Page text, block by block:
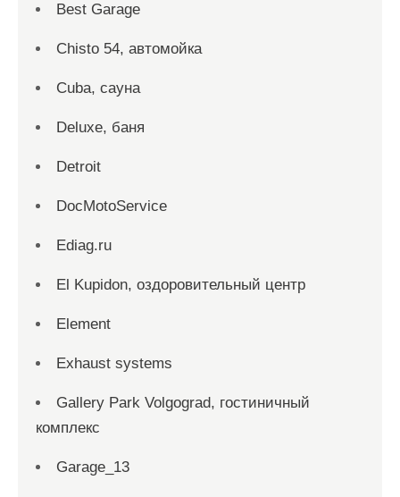
Best Garage
Chisto 54, автомойка
Cuba, сауна
Deluxe, баня
Detroit
DocMotoService
Ediag.ru
El Kupidon, оздоровительный центр
Element
Exhaust systems
Gallery Park Volgograd, гостиничный
комплекс
Garage_13